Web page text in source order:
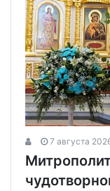
7 августа